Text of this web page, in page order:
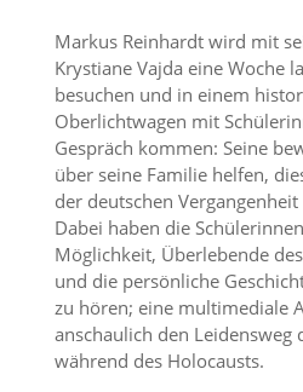
Markus Reinhardt wird mit
Krystiane Vajda eine Woche
besuchen und in einem
Oberlichtwagen mit
Gespräch kommen: Seine
über seine Familie helfen,
der deutschen
Dabei haben die
Möglichkeit, Überlebende
und die persönliche
zu hören; eine multimediale
anschaulich den Leidensweg
während des Holocausts.